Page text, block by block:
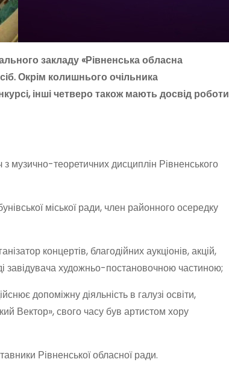
закладу «Рівненська обласна
Окрім колишнього очільника
інші четверо також мають досвід роботи
музично-теоретичних дисциплін Рівненського
міської ради, член районного осередку
концертів, благодійних аукціонів, акцій,
завідувача художньо-постановочною частиною;
допоміжну діяльність в галузі освіти,
Вектор», свого часу був артистом хору
Рівненської обласної ради.